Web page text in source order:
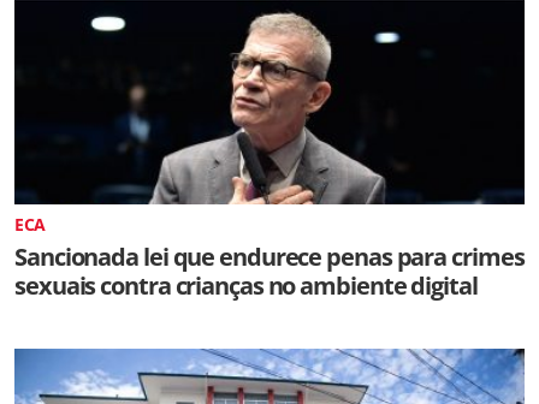
ECA
Sancionada lei que endurece penas para crimes
sexuais contra crianças no ambiente digital